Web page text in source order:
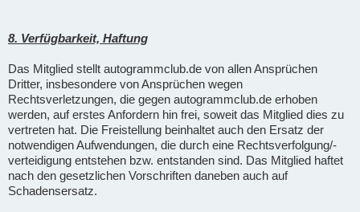
8. Verfügbarkeit, Haftung
Das Mitglied stellt autogrammclub.de von allen Ansprüchen
Dritter, insbesondere von Ansprüchen wegen
Rechtsverletzungen, die gegen autogrammclub.de erhoben
werden, auf erstes Anfordern hin frei, soweit das Mitglied dies zu
vertreten hat. Die Freistellung beinhaltet auch den Ersatz der
notwendigen Aufwendungen, die durch eine Rechtsverfolgung/-
verteidigung entstehen bzw. entstanden sind. Das Mitglied haftet
nach den gesetzlichen Vorschriften daneben auch auf
Schadensersatz.